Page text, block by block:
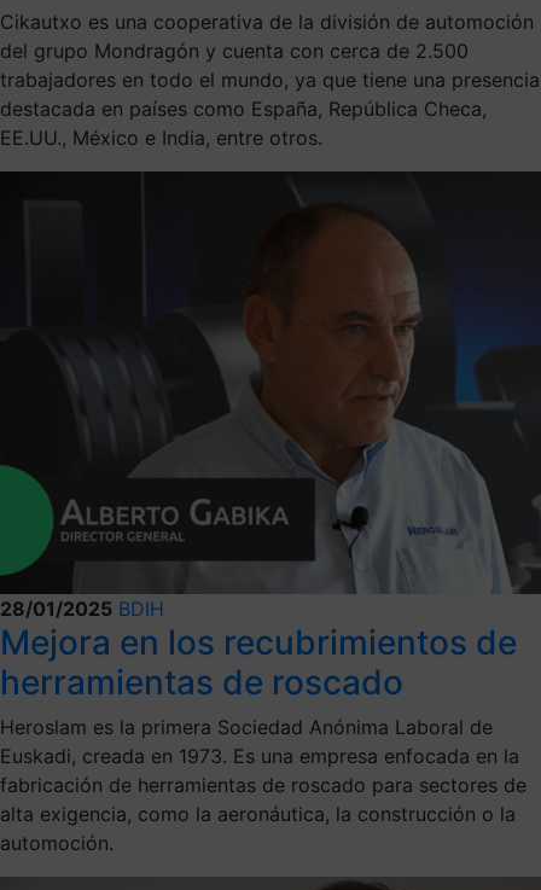
Cikautxo es una cooperativa de la división de automoción
del grupo Mondragón y cuenta con cerca de 2.500
trabajadores en todo el mundo, ya que tiene una presencia
destacada en países como España, República Checa,
EE.UU., México e India, entre otros.
28/01/2025 BDIH
Mejora en los recubrimientos de
herramientas de roscado
Heroslam es la primera Sociedad Anónima Laboral de
Euskadi, creada en 1973. Es una empresa enfocada en la
fabricación de herramientas de roscado para sectores de
alta exigencia, como la aeronáutica, la construcción o la
automoción.